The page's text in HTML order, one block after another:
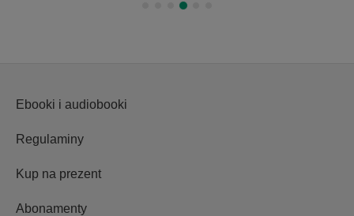
Ebooki i audiobooki
Regulaminy
Kup na prezent
Abonamenty